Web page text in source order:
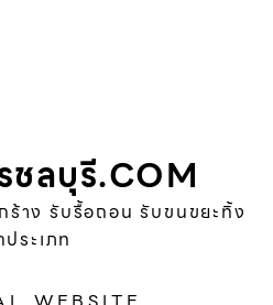
ชลบุรี.COM
ร้าง รับรื้อถอน รับขนขยะทิ้ง
ระเภท